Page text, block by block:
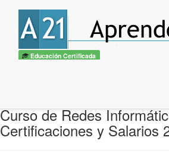
Educación Certificada
Curso de Redes
Certificaciones y Salarios